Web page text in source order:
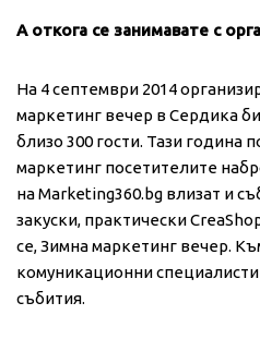
А откога се занимавате с
На 4 септември 2014
маркетинг вечер в Сердика
близо 300 гости. Тази година
маркетинг посетителите
на Marketing360.bg влизат и
закуски, практически
се, Зимна маркетинг вечер.
комуникационни
събития.